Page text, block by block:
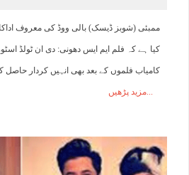
ممبئی (شوبز ڈیسک) بالی ووڈ کی معروف
کیا ہے کہ فلم ایم ایس دھونی: دی ان ٹولڈ
کامیاب فلموں کے بعد بھی انہیں کردار حاصل
مزید پڑھیں